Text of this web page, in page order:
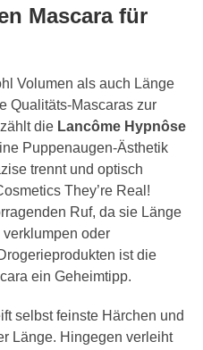
Mascara für
Volumen als auch Länge
Qualitäts-Mascaras zur
die Lancôme Hypnôse
Puppenaugen-Ästhetik
trennt und optisch
They’re Real!
Ruf, da sie Länge
oder
ist die
ein Geheimtipp.
selbst feinste Härchen und
Länge. Hingegen verleiht